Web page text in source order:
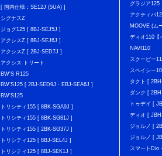
[ 国内仕様：SE12J (5UA) ]
シグナスZ
ジョグ125 [ 8BJ-SEJ5J ]
アクシスZ [ 8BJ-SEJ6J ]
アクシスZ [ 2BJ-SED7J ]
アクシス トリート
BW'S R125
BW’S125 [ 2BJ-SED9J・EBJ-SEA6J ]
BW'S125
トリシティ155 [ 8BK-SGA9J ]
トリシティ155 [ 8BK-SG81J ]
トリシティ155 [ 2BK-SG37J ]
トリシティ125 [ 8BJ-SEL4J ]
トリシティ125 [ 8BJ-SEK1J ]
グラジア125
アクティバ
MOOVE (ム
ディオ110【
NAVI110
スクーピー
スペイシー
タクト [
ダンク [
トゥデイ [
ディオ [
ジョルノ [
ジョルノ [
スマートDio